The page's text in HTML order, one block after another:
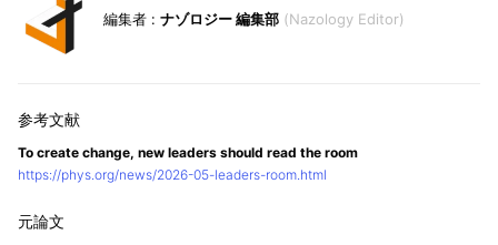
ナゾロジー 編集部 Nazology Editor
To create change, new leaders should read the room
https://phys.org/news/2026-05-leaders-room.html